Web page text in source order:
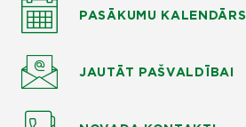
PASĀKUMU KALENDĀRS
JAUTĀT PAŠVALDĪBAI